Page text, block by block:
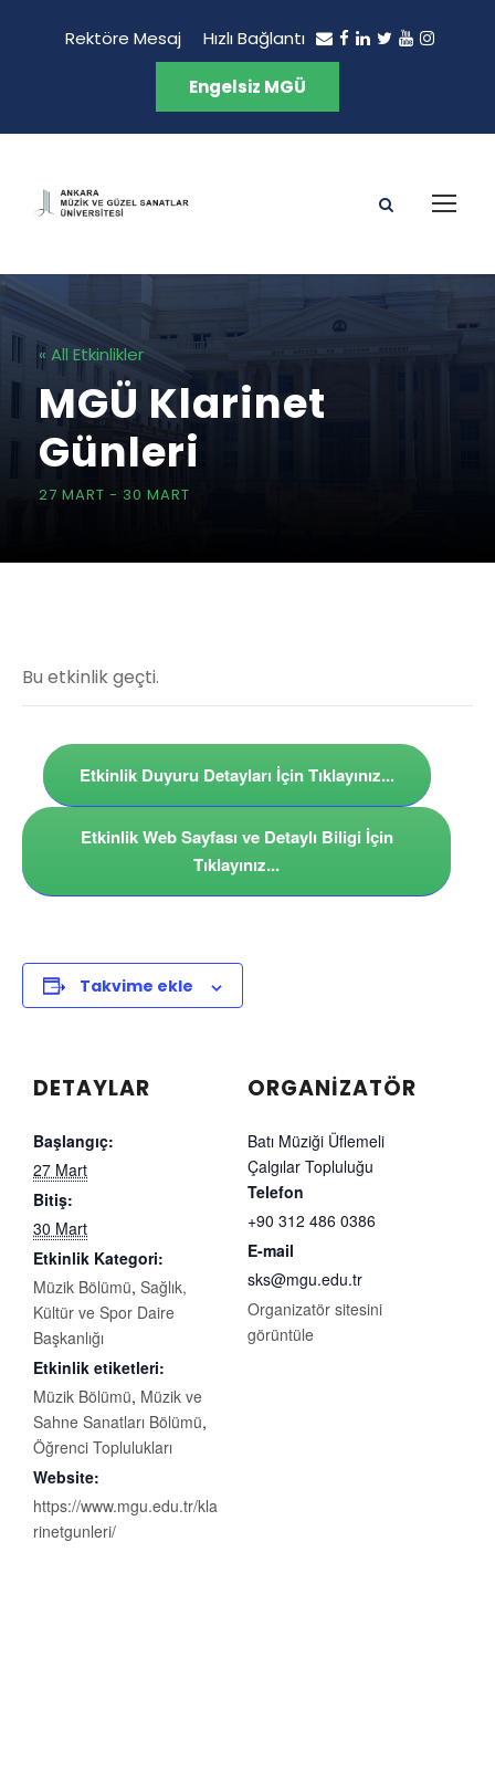
Rektöre Mesaj Hızlı Bağlantı
Engelsiz MGÜ
« All Etkinlikler
MGÜ Klarinet
Günleri
27 MART - 30 MART
Bu etkinlik geçti.
Etkinlik Duyuru Detayları İçin Tıklayınız...
Etkinlik Web Sayfası ve Detaylı Biligi İçin
Tıklayınız...
Takvime ekle
DETAYLAR
Başlangıç:
27 Mart
Bitiş:
30 Mart
Etkinlik Kategori:
Müzik Bölümü, Sağlık,
Kültür ve Spor Daire
Başkanlığı
Etkinlik etiketleri:
Müzik Bölümü, Müzik ve
Sahne Sanatları Bölümü,
Öğrenci Toplulukları
Website:
https://www.mgu.edu.tr/kla
rinetgunleri/
ORGANIZATÖR
Batı Müziği Üflemeli
Çalgılar Topluluğu
Telefon
+90 312 486 0386
E-mail
sks@mgu.edu.tr
Organizatör sitesini
görüntüle